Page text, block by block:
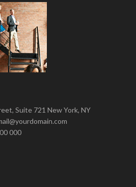
Suite 721 New York, NY
000